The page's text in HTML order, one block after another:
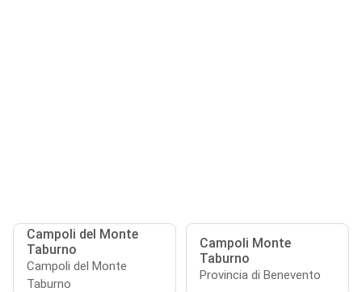
Campoli del Monte
Taburno
Campoli del Monte
Taburno
Campoli Monte
Taburno
Provincia di Benevento